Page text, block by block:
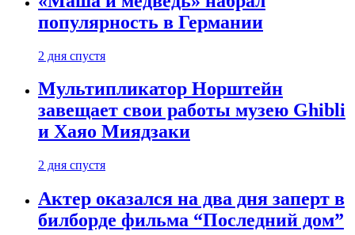
популярность в Германии
2 дня спустя
Мультипликатор Норштейн
завещает свои работы музею Ghibli
и Хаяо Миядзаки
2 дня спустя
Актер оказался на два дня заперт в
билборде фильма “Последний дом”